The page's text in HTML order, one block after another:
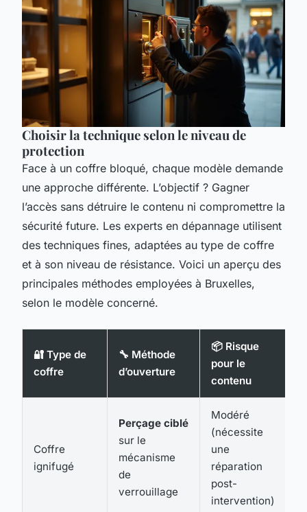
Choisir la technique selon le niveau de
protection
Face à un coffre bloqué, chaque modèle demande
une approche différente. L’objectif ? Gagner
l’accès sans détruire le contenu ni compromettre la
sécurité future. Les experts en dépannage utilisent
des techniques fines, adaptées au type de coffre
et à son niveau de résistance. Voici un aperçu des
principales méthodes employées à Bruxelles,
selon le modèle concerné.
🔐 Type de
coffre
🔧 Méthode
d’ouverture
📦 Risque
pour le
contenu
Coffre
ignifugé
Perçage ciblé
sur le
mécanisme
de
verrouillage
Modéré
(nécessite
une
réparation
post-
intervention)